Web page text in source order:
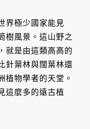
界極少國家能見
樹風景。這山野之
就是由這類高高的
針葉林與闊葉林還
植物學者的天堂。
這麼多的遠古植